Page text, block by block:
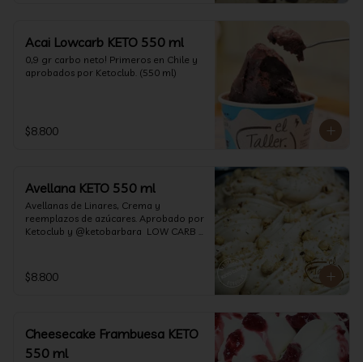
Acai Lowcarb KETO 550 ml
0,9 gr carbo neto! Primeros en Chile y
aprobados por Ketoclub. (550 ml)
$8.800
Avellana KETO 550 ml
Avellanas de Linares, Crema y
reemplazos de azúcares. Aprobado por
Ketoclub y @ketobarbara  LOW CARB
$8.800
Cheesecake Frambuesa KETO
550 ml